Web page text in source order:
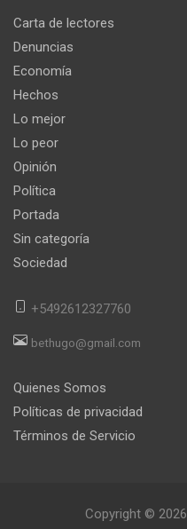
Carta de lectores
Denuncias
Economía
Hechos
Lo mejor
Lo peor
Opinión
Política
Portada
Sin categoría
Sociedad
+5492612327760
bethugo@gmail.com
Quienes Somos
Políticas de privacidad
Términos de Servicio
Copyright © 2026